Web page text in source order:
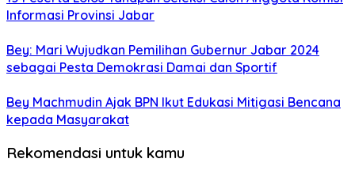
Informasi Provinsi Jabar
Bey: Mari Wujudkan Pemilihan Gubernur Jabar 2024
sebagai Pesta Demokrasi Damai dan Sportif
Bey Machmudin Ajak BPN Ikut Edukasi Mitigasi Bencana
kepada Masyarakat
Rekomendasi untuk kamu